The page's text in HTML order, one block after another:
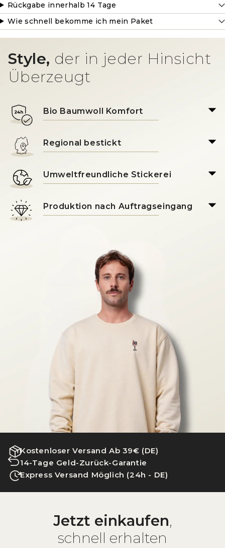
Rückgabe innerhalb 14 Tage
Wie schnell bekomme ich mein Paket
Style, der in jeder Hinsicht
Überzeugt
Bio Baumwoll Komfort
Regional bestickt
Umweltfreundliche Stickerei
Produktion nach Auftragseingang
Kostenloser Versand Ab 39€ (DE)
14-Tage Geld-Zurück-Garantie
Express Versand Möglich (24h - DE)
Jetzt einkaufen,
schnell erhalten